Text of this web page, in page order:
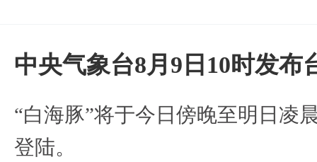
中央气象台8月9日10时发布
“白海豚”将于今日傍晚至明日凌
登陆。